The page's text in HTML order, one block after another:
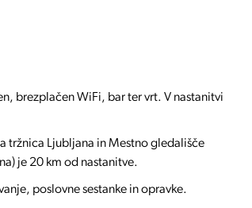
brezplačen WiFi, bar ter vrt. V nastanitvi
tržnica Ljubljana in Mestno gledališče
je 20 km od nastanitve.
poslovne sestanke in opravke.